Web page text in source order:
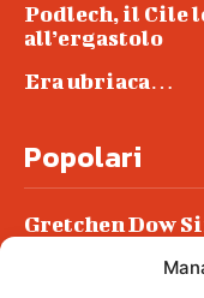
Podlech, il Cile
all’ergastolo
Era ubriaca…
Popolari
Gretchen Dow